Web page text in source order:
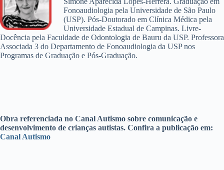
Fonoaudiologia pela Universidade de São Paulo
(USP). Pós-Doutorado em Clínica Médica pela
Universidade Estadual de Campinas. Livre-
Docência pela Faculdade de Odontologia de Bauru da USP. Professora
Associada 3 do Departamento de Fonoaudiologia da USP nos
Programas de Graduação e Pós-Graduação.
Obra referenciada no Canal Autismo sobre comunicação e
desenvolvimento de crianças autistas. Confira a publicação em:
Canal Autismo